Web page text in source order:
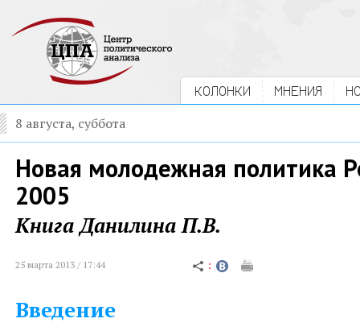
КОЛОНКИ МНЕНИЯ
8 августа, суббота
Новая молодежная политика
2005
Книга Данилина П.В.
25 марта 2013 / 17:44
Введение